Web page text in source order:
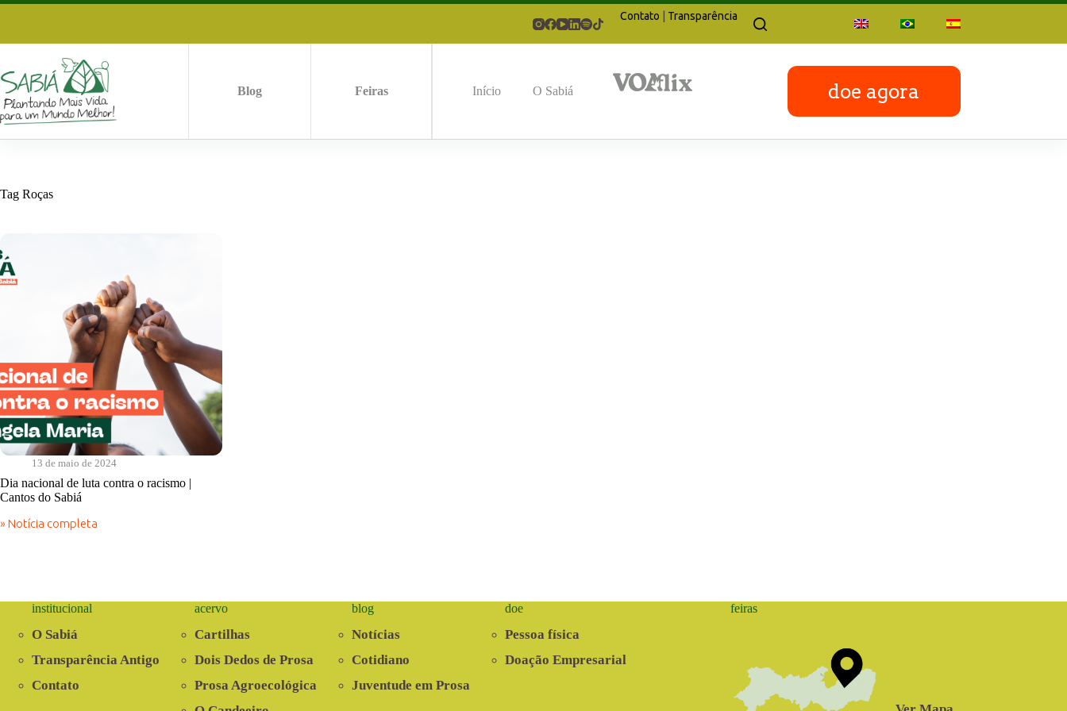
Pular
Contato | Transparência
Blog Feiras Início O Sabiá doe agora
Tag Roças
13 de maio de 2024
Dia nacional de luta contra o racismo |
Cantos do Sabiá
» Notícia completa
Dia
racismo
Cantos
Sabiá
institucional
O Sabiá
Transparência Antigo
Contato
acervo
Cartilhas
Dois Dedos de Prosa
Prosa Agroecológica
blog
Notícias
Cotidiano
Juventude em Prosa
doe
Pessoa física
Doação Empresarial
feiras